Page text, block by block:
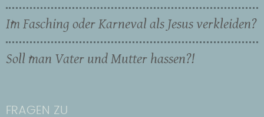
Im Fasching oder Karneval als Jesus verkleiden?
Soll man Vater und Mutter hassen?!
FRAGEN ZU